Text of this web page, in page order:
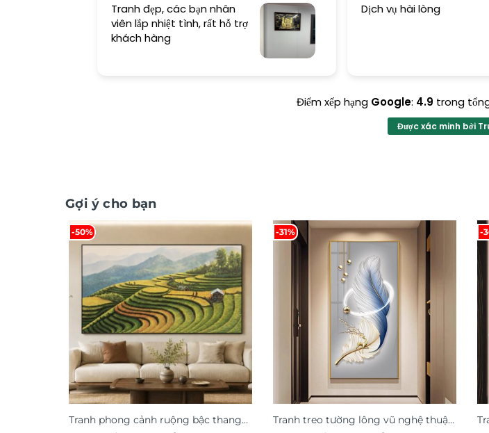
Tranh đẹp, các bạn nhân
viên lắp nhiệt tình, rất hỗ trợ
khách hàng
Dịch vụ hài lòng
Điểm xếp hạng Google: 4.9 trong
Được xác minh bởi
Gợi ý cho bạn
-50%
Tranh phong cảnh ruộng bậc thang
-31%
Tranh treo tường lông vũ nghệ thuật
-